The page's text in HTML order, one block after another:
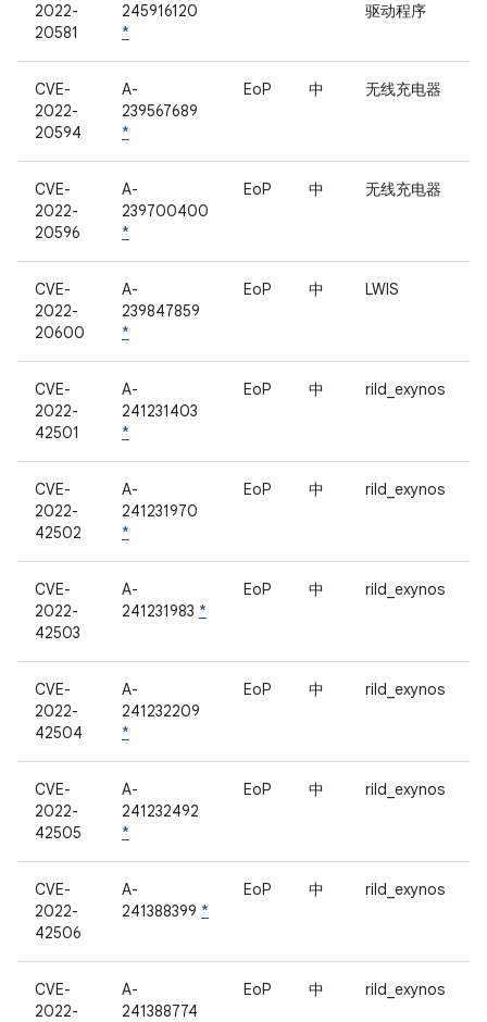
2022-
20581
245916120
*
驱动程序
CVE-
2022-
20594
A-
239567689
*
EoP 中 无线充电器
CVE-
2022-
20596
A-
239700400
*
EoP 中 无线充电器
CVE-
2022-
20600
A-
239847859
*
EoP 中 LWIS
CVE-
2022-
42501
A-
241231403
*
EoP 中 rild_exynos
CVE-
2022-
42502
A-
241231970
*
EoP 中 rild_exynos
CVE-
2022-
42503
A-
241231983 *
EoP 中 rild_exynos
CVE-
2022-
42504
A-
241232209
*
EoP 中 rild_exynos
CVE-
2022-
42505
A-
241232492
*
EoP 中 rild_exynos
CVE-
2022-
42506
A-
241388399 *
EoP 中 rild_exynos
CVE-
2022-
A-
241388774
EoP 中 rild_exynos